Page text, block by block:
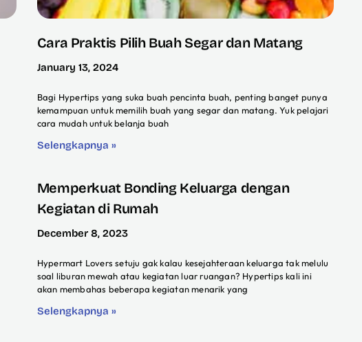
Cara Praktis Pilih Buah Segar dan Matang
January 13, 2024
Bagi Hypertips yang suka buah pencinta buah, penting banget punya
kemampuan untuk memilih buah yang segar dan matang. Yuk pelajari
cara mudah untuk belanja buah
Selengkapnya »
Memperkuat Bonding Keluarga dengan
Kegiatan di Rumah
December 8, 2023
Hypermart Lovers setuju gak kalau kesejahteraan keluarga tak melulu
soal liburan mewah atau kegiatan luar ruangan? Hypertips kali ini
akan membahas beberapa kegiatan menarik yang
Selengkapnya »